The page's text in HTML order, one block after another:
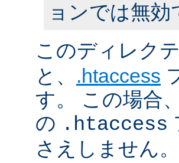
ョンでは無効
このディレク
と、 .htaccess
す。 この場合
の .htaccess
さえしません。